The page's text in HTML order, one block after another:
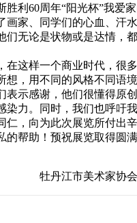
利60周年“阳光杯”我爱
画家、同学们的心血、汗
们无论是状物或是达情，
这样一个商业时代，很
，用不同的风格不同语
示感谢，他们很懂得原
力。同时，我们也呼吁
，向为此次展览所付出
帮助！预祝展览取得圆满
家协会